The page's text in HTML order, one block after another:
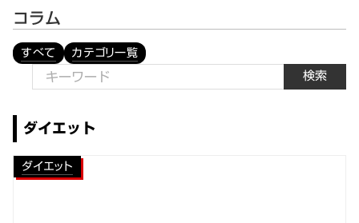
コラム
すべて カテゴリ一覧
検索
ダイエット
ダイエット